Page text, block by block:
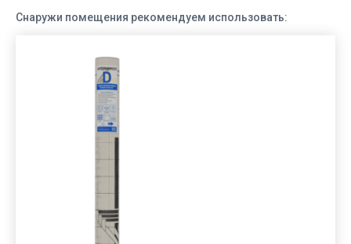
Снаружи помещения рекомендуем использовать: